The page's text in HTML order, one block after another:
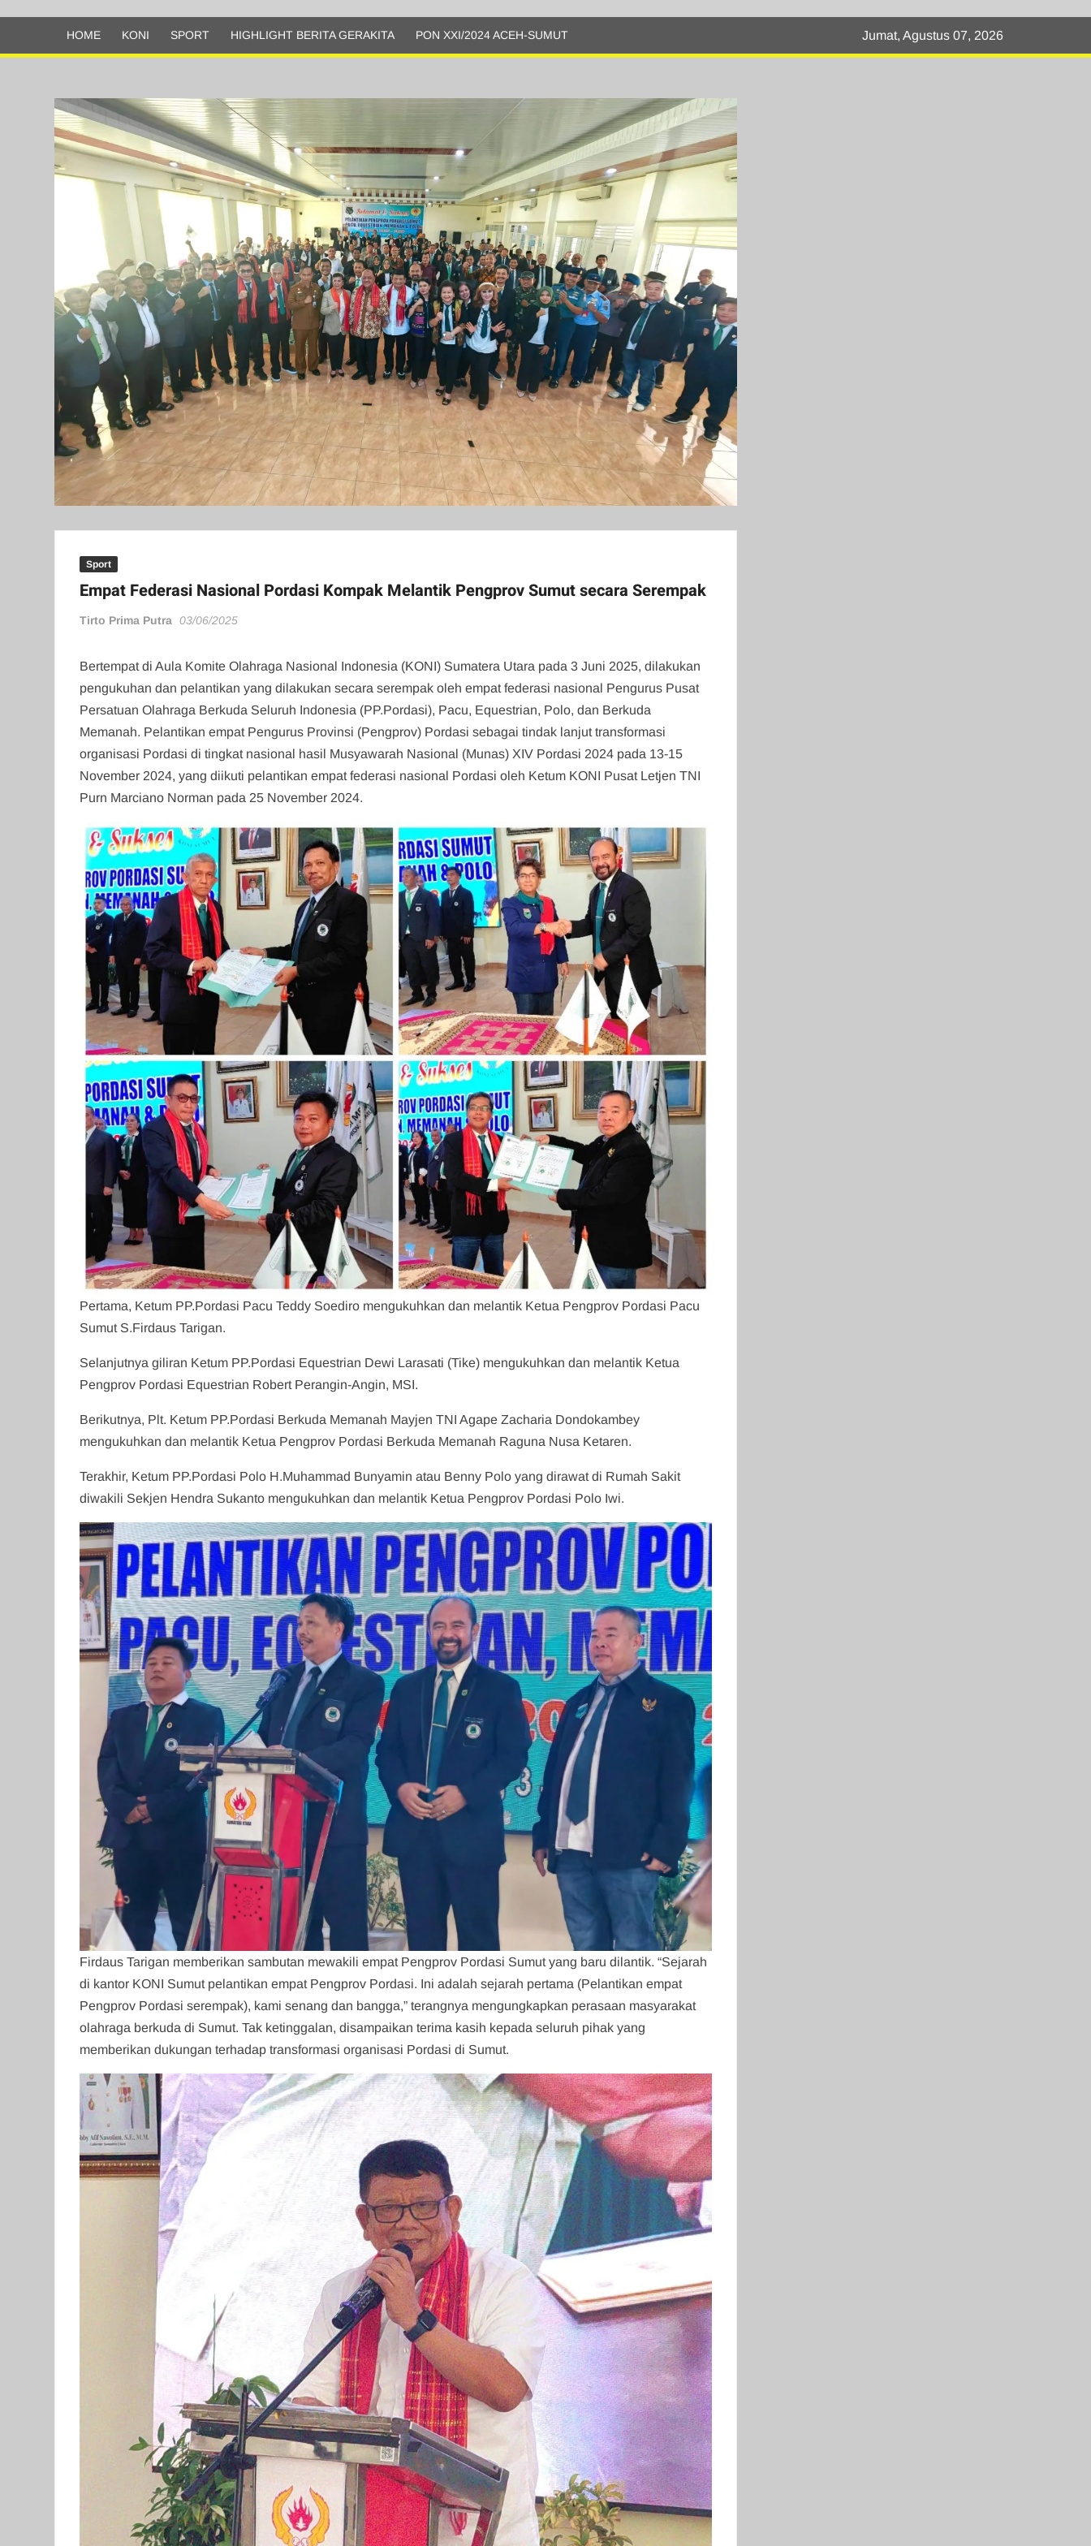
Olahraga
HOME KONI SPORT HIGHLIGHT BERITA GERAKITA PON XXI/2024 ACEH-SUMUT Jumat, Agustus 07, 2026
Sport
Empat Federasi Nasional Pordasi Kompak Melantik Pengprov Sumut secara Serempak
Tirto Prima Putra 03/06/2025
Bertempat di Aula Komite Olahraga Nasional Indonesia (KONI) Sumatera Utara pada 3 Juni 2025, dilakukan
pengukuhan dan pelantikan yang dilakukan secara serempak oleh empat federasi nasional Pengurus Pusat
Persatuan Olahraga Berkuda Seluruh Indonesia (PP.Pordasi), Pacu, Equestrian, Polo, dan Berkuda
Memanah. Pelantikan empat Pengurus Provinsi (Pengprov) Pordasi sebagai tindak lanjut transformasi
organisasi Pordasi di tingkat nasional hasil Musyawarah Nasional (Munas) XIV Pordasi 2024 pada 13-15
November 2024, yang diikuti pelantikan empat federasi nasional Pordasi oleh Ketum KONI Pusat Letjen TNI
Purn Marciano Norman pada 25 November 2024.
Pertama, Ketum PP.Pordasi Pacu Teddy Soediro mengukuhkan dan melantik Ketua Pengprov Pordasi Pacu
Sumut S.Firdaus Tarigan.
Selanjutnya giliran Ketum PP.Pordasi Equestrian Dewi Larasati (Tike) mengukuhkan dan melantik Ketua
Pengprov Pordasi Equestrian Robert Perangin-Angin, MSI.
Berikutnya, Plt. Ketum PP.Pordasi Berkuda Memanah Mayjen TNI Agape Zacharia Dondokambey
mengukuhkan dan melantik Ketua Pengprov Pordasi Berkuda Memanah Raguna Nusa Ketaren.
Terakhir, Ketum PP.Pordasi Polo H.Muhammad Bunyamin atau Benny Polo yang dirawat di Rumah Sakit
diwakili Sekjen Hendra Sukanto mengukuhkan dan melantik Ketua Pengprov Pordasi Polo Iwi.
Firdaus Tarigan memberikan sambutan mewakili empat Pengprov Pordasi Sumut yang baru dilantik. “Sejarah
di kantor KONI Sumut pelantikan empat Pengprov Pordasi. Ini adalah sejarah pertama (Pelantikan empat
Pengprov Pordasi serempak), kami senang dan bangga,” terangnya mengungkapkan perasaan masyarakat
olahraga berkuda di Sumut. Tak ketinggalan, disampaikan terima kasih kepada seluruh pihak yang
memberikan dukungan terhadap transformasi organisasi Pordasi di Sumut.